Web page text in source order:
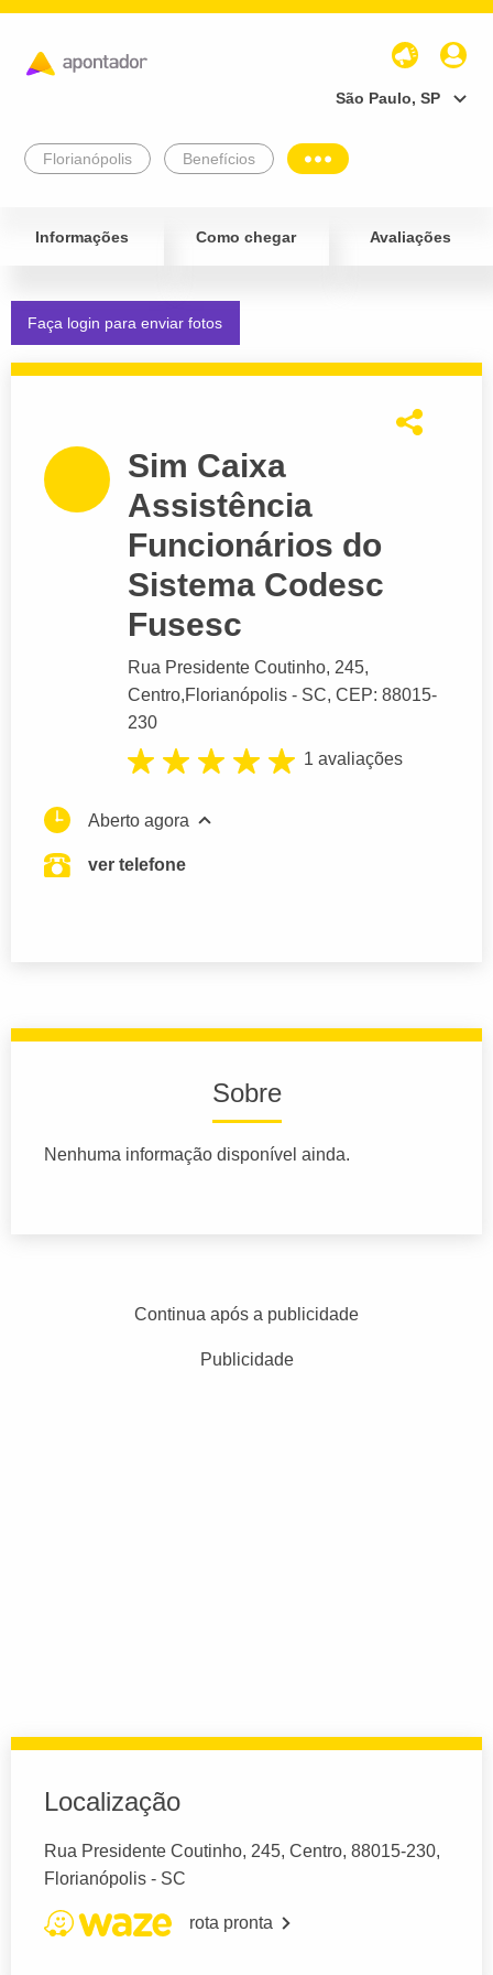
São Paulo, SP
Florianópolis Benefícios
Informações Como chegar Avaliações
Faça login para enviar fotos
Sim Caixa
Assistência
Funcionários do
Sistema Codesc
Fusesc
Rua Presidente Coutinho, 245,
Centro,Florianópolis - SC, CEP: 88015-
230
1 avaliações
Aberto agora
ver telefone
Sobre
Nenhuma informação disponível ainda.
Continua após a publicidade
Publicidade
Localização
Rua Presidente Coutinho, 245, Centro, 88015-230,
Florianópolis - SC
rota pronta